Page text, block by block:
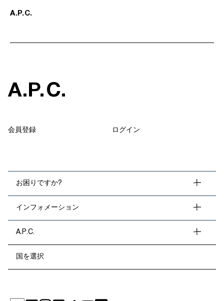
A. P. C.
A.P.C.
会員登録 ログイン
お困りですか?
インフォメーション
A.P.C.
国を選択